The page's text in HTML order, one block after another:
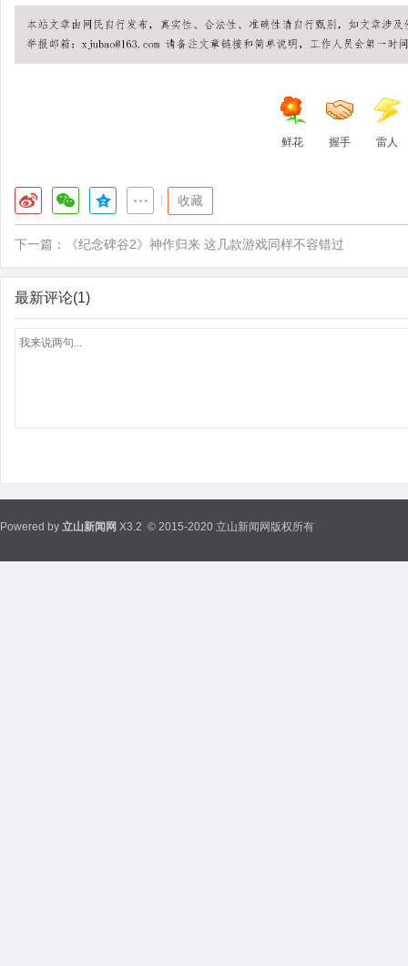
鲜花 握手 雷人
收藏
下一篇： 《纪念碑谷2》神作归来 这几款游戏同样不容错过
最新评论(1)
Powered by 立山新闻网 X3.2 © 2015-2020 立山新闻网版权所有